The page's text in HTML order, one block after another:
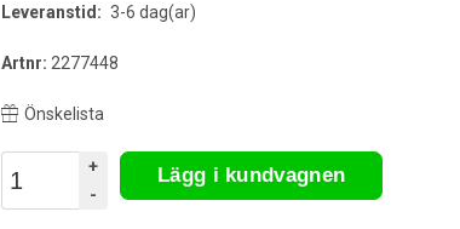
Leveranstid: 3-6 dag(ar)
Artnr: 2277448
Önskelista
+
-
Lägg i kundvagnen